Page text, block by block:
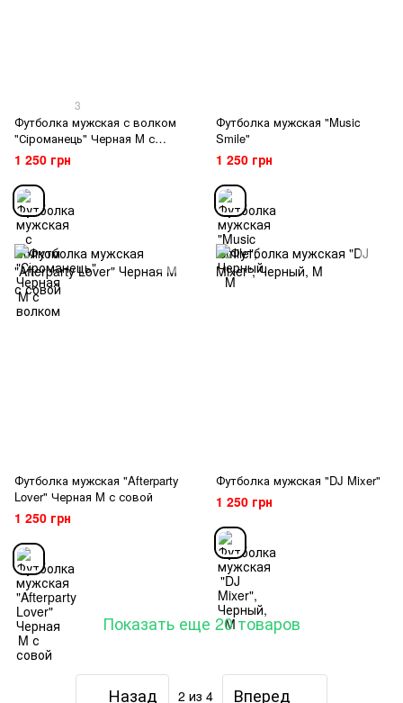
3
Футболка мужская с волком
"Сіроманець" Черная M с
волком
1 250 грн
Футболка мужская "Music
Smile"
1 250 грн
Футболка мужская "Afterparty
Lover" Черная M с совой
1 250 грн
Футболка мужская "DJ Mixer"
1 250 грн
Показать еще 20 товаров
Назад 2 из 4 Вперед